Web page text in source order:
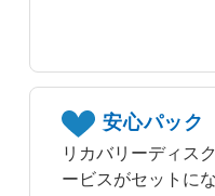
安心パック
リカバリーディス
ービスがセットに